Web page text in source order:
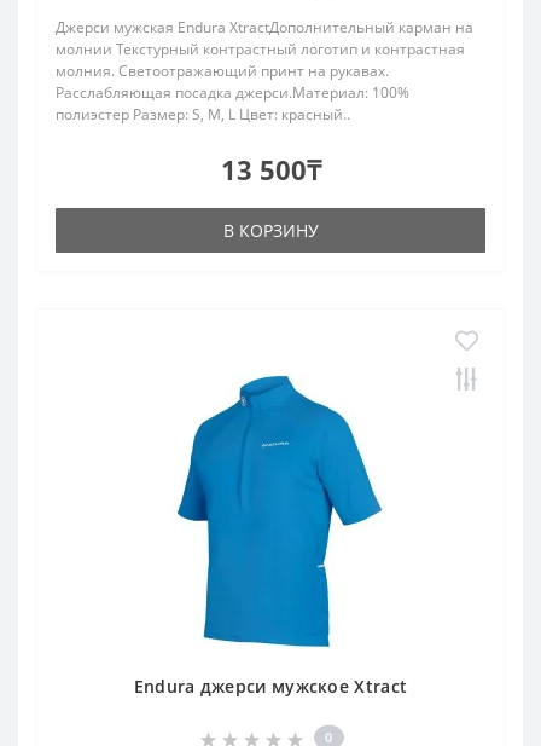
Джерси мужская Endura XtractДополнительный карман на
молнии Текстурный контрастный логотип и контрастная
молния. Светоотражающий принт на рукавах.
Расслабляющая посадка джерси.Материал: 100%
полиэстер Размер: S, M, L Цвет: красный..
13 500₸
В КОРЗИНУ
Endura джерси мужское Xtract
0